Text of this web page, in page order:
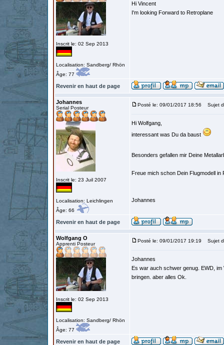
Inscrit le: 02 Sep 2013
Localisation: Sandberg/ Rhön
Âge: 77
Hi Vincent
I'm looking Forward to Retroplane
Revenir en haut de page
Johannes
Serial Posteur
Inscrit le: 23 Juil 2007
Localisation: Leichlingen
Âge: 66
Posté le: 09/01/2017 18:56 Sujet
Hi Wolfgang,
interessant was Du da baust
Besonders gefallen mir Deine
Freue mich schon Dein Flugmodell
Johannes
Revenir en haut de page
Wolfgang O
Apprenti Posteur
Inscrit le: 02 Sep 2013
Localisation: Sandberg/ Rhön
Âge: 77
Posté le: 09/01/2017 19:19 Sujet
Johannes
Es war auch schwer genug. EWD,
bringen. aber alles Ok.
Revenir en haut de page